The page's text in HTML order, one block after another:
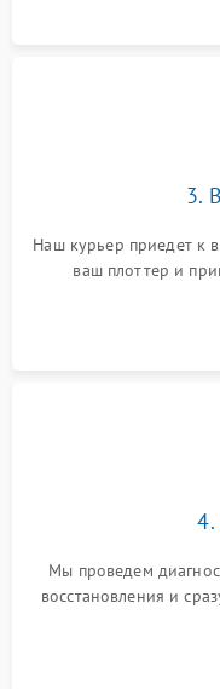
3.
Наш курьер приедет к
ваш плоттер и
4.
Мы проведем
восстановления и